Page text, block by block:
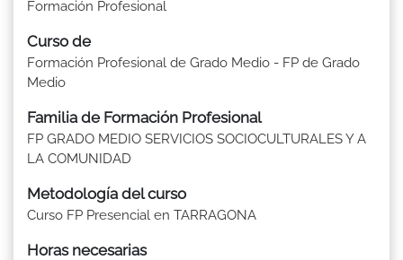
Formación Profesional
Curso de
Formación Profesional de Grado Medio - FP de Grado
Medio
Familia de Formación Profesional
FP GRADO MEDIO SERVICIOS SOCIOCULTURALES Y A
LA COMUNIDAD
Metodología del curso
Curso FP Presencial en TARRAGONA
Horas necesarias